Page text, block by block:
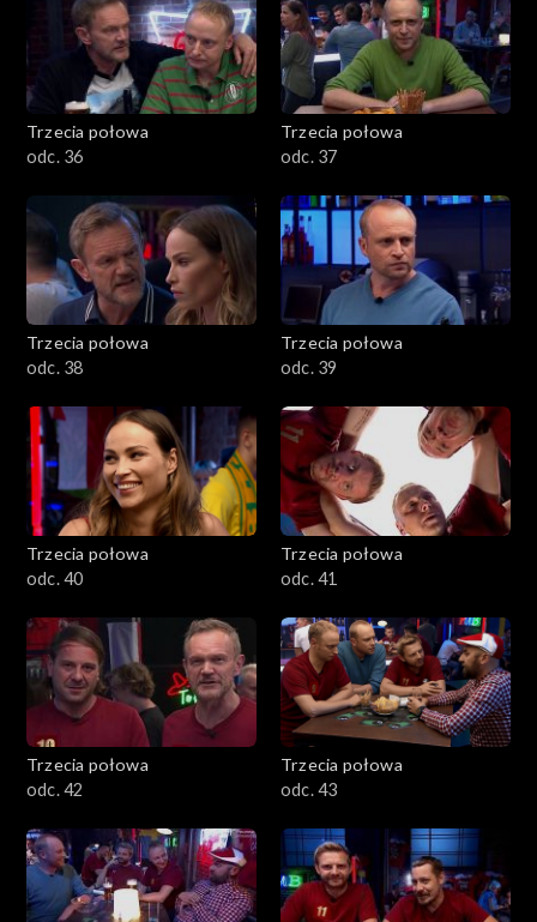
Trzecia połowa
odc. 36
Trzecia połowa
odc. 37
Trzecia połowa
odc. 38
Trzecia połowa
odc. 39
Trzecia połowa
odc. 40
Trzecia połowa
odc. 41
Trzecia połowa
odc. 42
Trzecia połowa
odc. 43